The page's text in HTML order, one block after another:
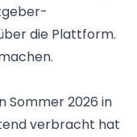
die Plattform.
Sommer 2026 in
verbracht hat